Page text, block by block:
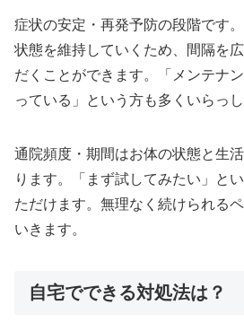
症状の安定・再発予防の段階です
状態を維持していくため、間隔を
だくことができます。「メンテナ
っている」という方も多くいらっし
通院頻度・期間はお体の状態と生
ります。「まず試してみたい」と
ただけます。無理なく続けられる
いきます。
自宅でできる対処法は？